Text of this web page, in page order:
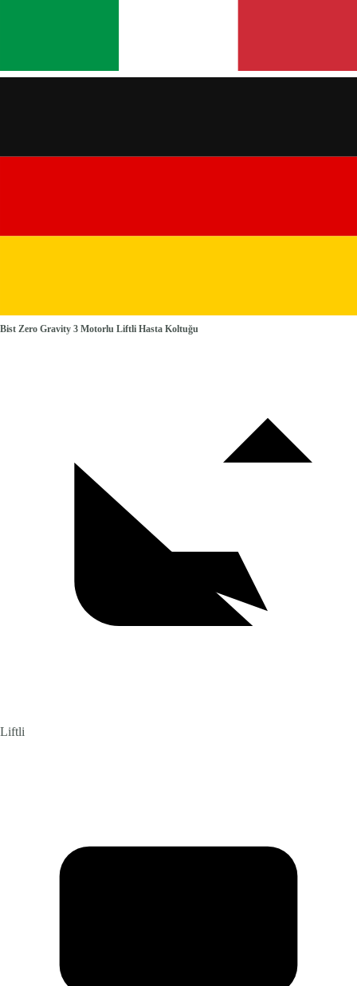
Kahverengi
Bist Zero Gravity 3 Motorlu Liftli Hasta Koltuğu
Liftli